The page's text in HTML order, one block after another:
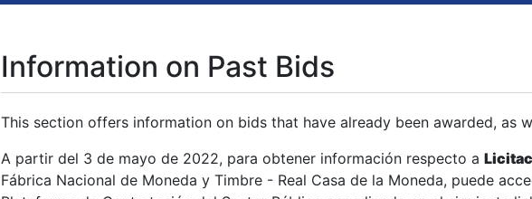
Information on Past Bids
This section offers information on bids that have already been awarded, as
A partir del 3 de mayo de 2022, para obtener información respecto a
Fábrica Nacional de Moneda y Timbre - Real Casa de la Moneda, puede